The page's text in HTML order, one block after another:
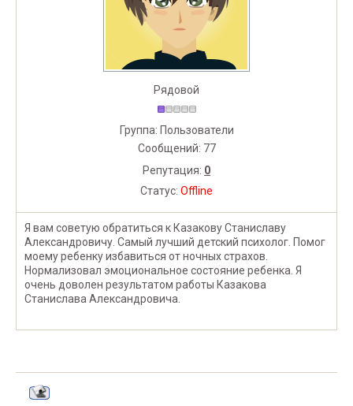
Рядовой
Группа: Пользователи
Сообщений: 77
Репутация: 0
Статус: Offline
Я вам советую обратиться к Казакову Станиславу
Александровичу. Самый лучший детский психолог. Помог
моему ребенку избавиться от ночных страхов.
Нормализовал эмоциональное состояние ребенка. Я
очень доволен результатом работы Казакова
Станислава Александровича.